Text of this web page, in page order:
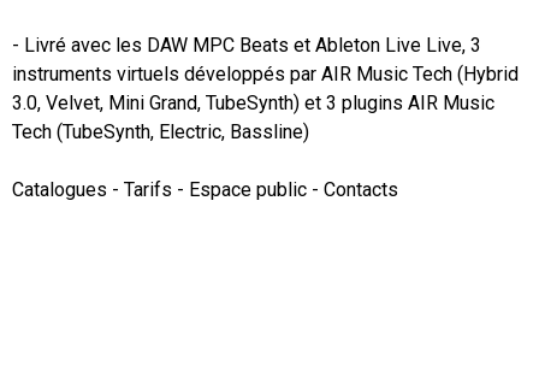
- Livré avec les DAW MPC Beats et Ableton Live Live, 3
instruments virtuels développés par AIR Music Tech (Hybrid
3.0, Velvet, Mini Grand, TubeSynth) et 3 plugins AIR Music
Tech (TubeSynth, Electric, Bassline)
Catalogues - Tarifs - Espace public - Contacts